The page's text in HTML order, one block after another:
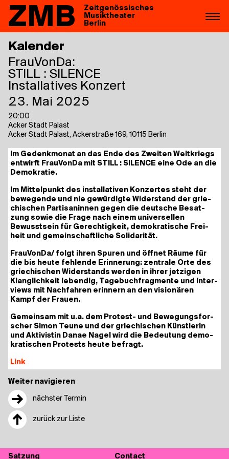
ZMB
Zeitgenössisches
Musiktheater
Berlin
Weiter navigieren
→ nächster Termin
↑ zurück zur Liste
Kalender
FrauVonDa:
STILL : SILENCE
Installatives Konzert
23. Mai 2025
20:00
Acker Stadt Palast
Acker Stadt Palast, Ackerstraße 169, 10115 Berlin
Im Gedenk­mo­nat an das Ende des Zwei­ten Welt­kriegs
ent­wirft Frau­Von­Da mit STILL : SILENCE eine Ode an die
Demokratie.
Im Mit­tel­punkt des instal­la­ti­ven Kon­zer­tes steht der
bewe­gen­de und nie gewür­dig­te Wider­stand der grie­
chi­schen Par­ti­sa­nin­nen gegen die deut­sche Besat­
zung sowie die Fra­ge nach einem uni­ver­sel­len
Bewusst­sein für Gerech­tig­keit, demo­kra­ti­sche Frei­
heit und gemein­schaft­li­che Solidarität.
FrauVonDa/​ folgt ihren Spu­ren und öff­net Räu­me für
die bis heu­te feh­len­de Erin­ne­rung: zen­tra­le Orte des
grie­chi­schen Wider­stands wer­den in ihrer jet­zi­gen
Klang­lich­keit leben­dig, Tage­buch­frag­men­te und Inter­
views mit Nach­fah­ren erin­nern an den visio­nä­ren
Kampf der Frauen.
Gemein­sam mit u.a. dem Pro­test- und Bewe­gungs­for­
scher Simon Teu­ne und der grie­chi­schen Künst­le­rin
und Akti­vis­tin Danae Nagel wird die Bedeu­tung demo­
kra­ti­schen Pro­tests heu­te befragt.
Link
Sat­zung Cont­act